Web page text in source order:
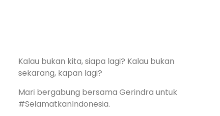
Kalau bukan kita, siapa lagi? Kalau bukan
sekarang, kapan lagi?
Mari bergabung bersama Gerindra untuk
#SelamatkanIndonesia.